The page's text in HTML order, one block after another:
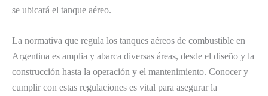
se ubicará el tanque aéreo.
La normativa que regula los tanques aéreos de combustible en
Argentina es amplia y abarca diversas áreas, desde el diseño y la
construcción hasta la operación y el mantenimiento. Conocer y
cumplir con estas regulaciones es vital para asegurar la